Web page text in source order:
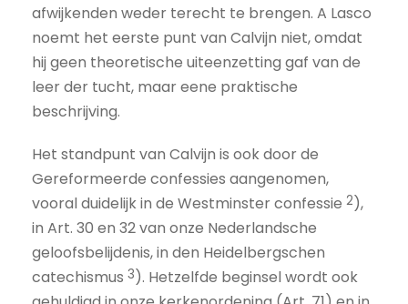
afwijkenden weder terecht te brengen. A Lasco
noemt het eerste punt van Calvijn niet, omdat
hij geen theoretische uiteenzetting gaf van de
leer der tucht, maar eene praktische
beschrijving.
Het standpunt van Calvijn is ook door de
Gereformeerde confessies aangenomen,
vooral duidelijk in de Westminster confessie 2),
in Art. 30 en 32 van onze Nederlandsche
geloofsbelijdenis, in den Heidelbergschen
catechismus 3). Hetzelfde beginsel wordt ook